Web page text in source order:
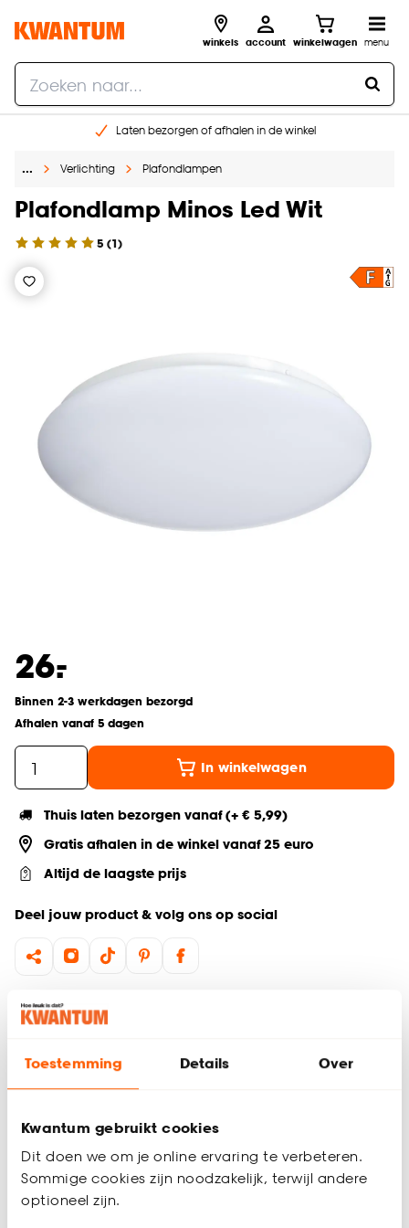
Toestemming Details Over
Kwantum gebruikt cookies
Dit doen we om je online ervaring te verbeteren.
Sommige cookies zijn noodzakelijk, terwijl andere
optioneel zijn.
winkels account winkelwagen menu
Laten bezorgen of afhalen in de winkel
Gratis raam advies en inmeten aan huis
… Verlichting Plafondlampen
Plafondlamp Minos Led Wit
5 (1)
26.
-
Binnen 2-3 werkdagen bezorgd
Afhalen vanaf 5 dagen
In winkelwagen
Thuis laten bezorgen vanaf (+ € 5,99)
Gratis afhalen in de winkel vanaf 25 euro
Altijd de laagste prijs
Deel jouw product & volg ons op social
Productomschrijving
metaal die past in elk interieur. Met een afmeting van
Ø28x6,5 cm is hij perfect te hangen op diverse plekken in je
huis. Plafondlamp Minos heeft een geïntegreerde LED lamp.
wit licht, perfect om voldoende te zien maar toch een fijne
lichtsfeer te hebben. Minos brengt veel rust en charme in je
interieur.
Belangrijkste kenmerken:
Productspecificaties